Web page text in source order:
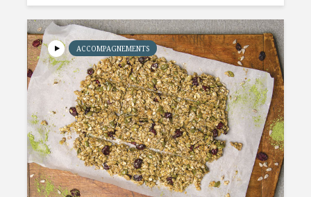
ACCOMPAGNEMENTS